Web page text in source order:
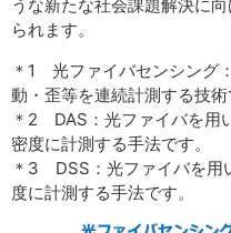
うな新たな社会課題解決に
られます。
＊1 光ファイバセンシング
動・歪等を連続計測する技術
＊2 DAS：光ファイバを用
密度に計測する手法です。
＊3 DSS：光ファイバを用
度に計測する手法です。